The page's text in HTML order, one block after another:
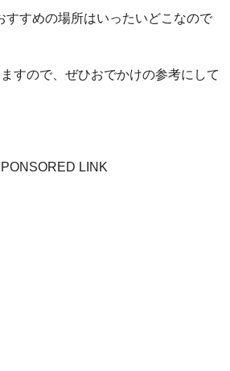
すすめの場所はいったいどこなので
すので、ぜひおでかけの参考にして
LINK